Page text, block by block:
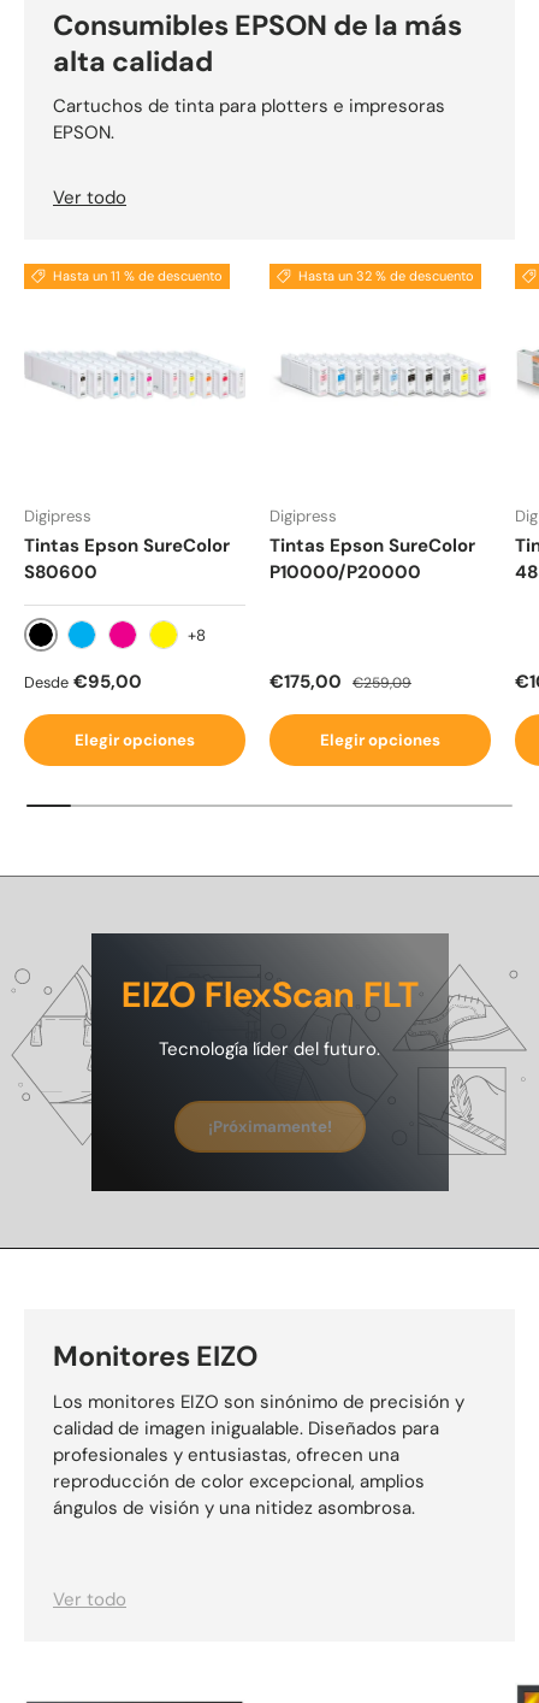
Consumibles EPSON de la más
alta calidad
Cartuchos de tinta para plotters e impresoras
EPSON.
Ver todo
Hasta un 11 % de descuento
Digipress
Tintas Epson SureColor
S80600
NegroCian MagentaAmarillo
+8
Precio normal
Desde €95,00
Elegir opciones
Hasta un 32 % de descuento
Digipress
Tintas Epson SureColor
P10000/P20000
Precio de venta
€175,00 Precio normal
€259,09
Elegir opciones
EIZO FlexScan FLT
Tecnología líder del futuro.
¡Próximamente!
Monitores EIZO
Los monitores EIZO son sinónimo de precisión y
calidad de imagen inigualable. Diseñados para
profesionales y entusiastas, ofrecen una
reproducción de color excepcional, amplios
ángulos de visión y una nitidez asombrosa.
Ver todo